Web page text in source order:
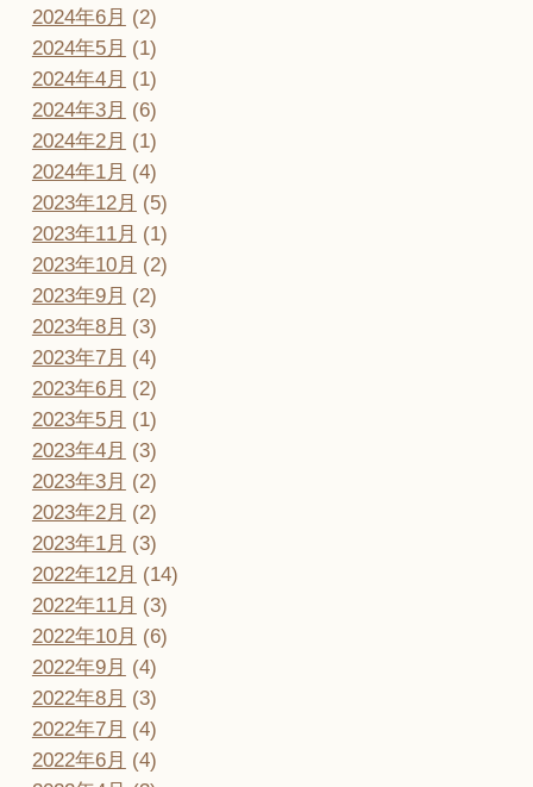
2024年6月 (2)
2024年5月 (1)
2024年4月 (1)
2024年3月 (6)
2024年2月 (1)
2024年1月 (4)
2023年12月 (5)
2023年11月 (1)
2023年10月 (2)
2023年9月 (2)
2023年8月 (3)
2023年7月 (4)
2023年6月 (2)
2023年5月 (1)
2023年4月 (3)
2023年3月 (2)
2023年2月 (2)
2023年1月 (3)
2022年12月 (14)
2022年11月 (3)
2022年10月 (6)
2022年9月 (4)
2022年8月 (3)
2022年7月 (4)
2022年6月 (4)